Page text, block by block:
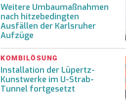
Weitere Umbaumaßnahmen
nach hitzebedingten
Ausfällen der Karlsruher
Aufzüge
KOMBILÖSUNG
Installation der Lüpertz-
Kunstwerke im U-Strab-
Tunnel fortgesetzt